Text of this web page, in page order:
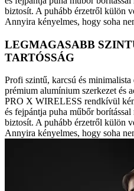
biztosít. A puhább érzetről külön
Annyira kényelmes, hogy soha
LEGMAGASABB
TARTÓSSÁG
Profi szintű, karcsú és minimalista
prémium alumínium szerkezet és
PRO X WIRELESS rendkívül
és fejpántja puha műbőr
biztosít. A puhább érzetről külön
Annyira kényelmes, hogy soha